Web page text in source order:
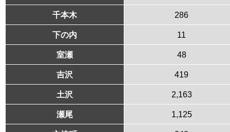
千本木 286
下の内 11
室瀬 48
吉沢 419
土沢 2,163
瀬尾 1,125